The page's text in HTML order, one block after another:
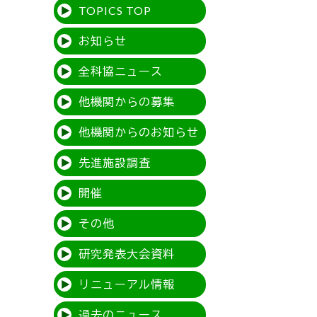
TOPICS TOP
お知らせ
全科協ニュース
他機関からの募集
他機関からのお知らせ
先進施設調査
開催
その他
研究発表大会資料
リニューアル情報
過去のニュース